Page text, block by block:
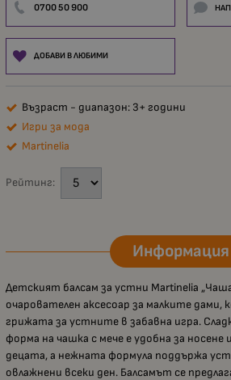
0700 50 900
ДОБАВИ В ЛЮБИМИ
Възраст - диапазон: 3+ години
Игри за мода
Martinelia
Рейтинг:
Информация
Детският балсам за устни Martinelia
очарователен аксесоар за малките
грижата за устните в забавна игра.
форма на чашка с мече е удобна за носене
децата, а нежната формула поддържа
овлажнени всеки ден. Балсамът се